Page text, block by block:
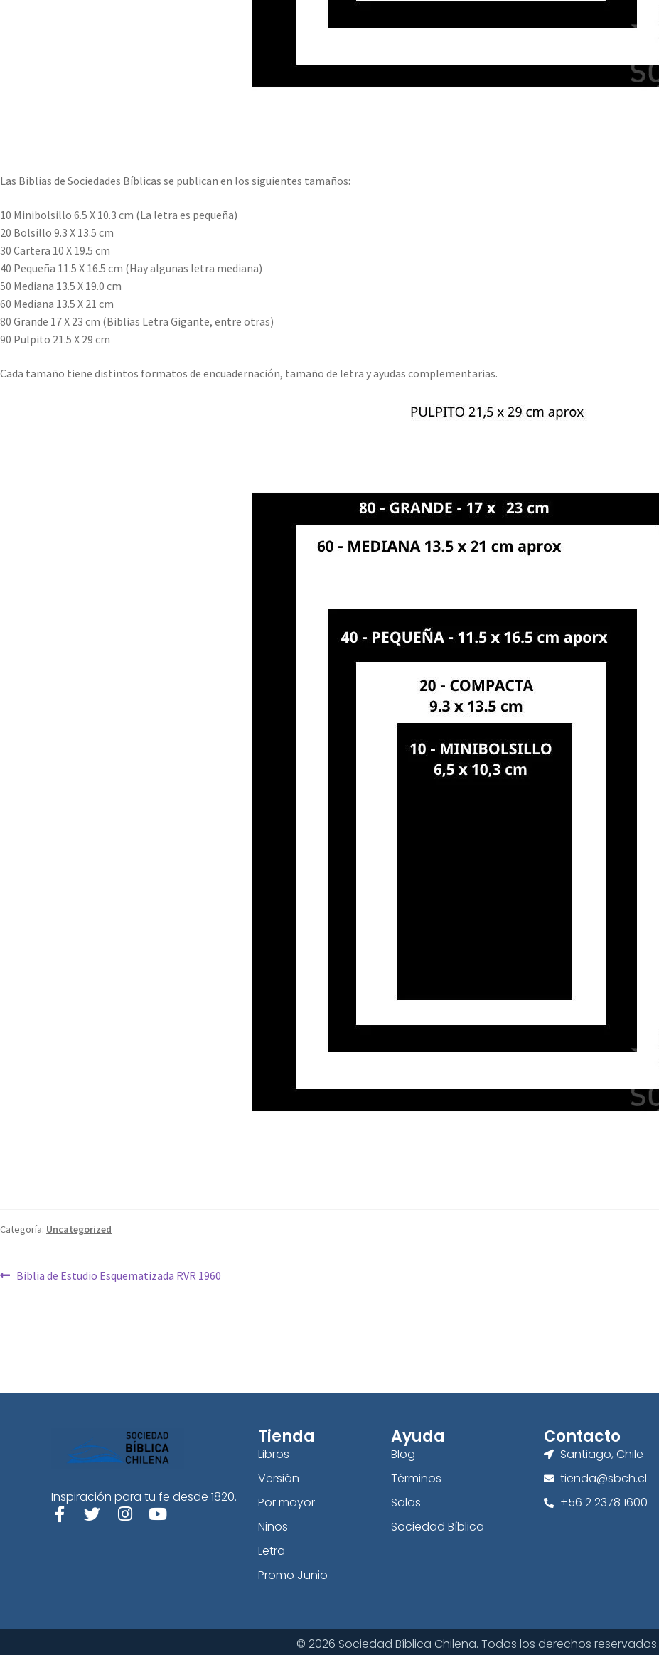
Las Biblias de Sociedades Bíblicas se publican en los siguientes tamaños:
10 Minibolsillo 6.5 X 10.3 cm (La letra es pequeña)
20 Bolsillo 9.3 X 13.5 cm
30 Cartera 10 X 19.5 cm
40 Pequeña 11.5 X 16.5 cm (Hay algunas letra mediana)
50 Mediana 13.5 X 19.0 cm
60 Mediana 13.5 X 21 cm
80 Grande 17 X 23 cm (Biblias Letra Gigante, entre otras)
90 Pulpito 21.5 X 29 cm
Cada tamaño tiene distintos formatos de encuadernación, tamaño de letra y ayudas complementarias.
Categoría: Uncategorized
Biblia de Estudio Esquematizada RVR 1960
Inspiración para tu fe desde 1820.
Tienda
Libros
Versión
Por mayor
Niños
Letra
Promo Junio
Ayuda
Blog
Términos
Salas
Sociedad Bíblica
Contacto
Santiago, Chile
tienda@sbch.cl
+56 2 2378 1600
© 2026 Sociedad Bíblica Chilena. Todos los derechos reservados.